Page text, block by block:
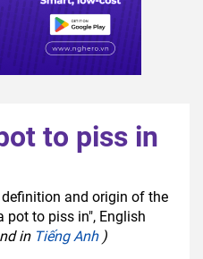
to piss in
and origin of the
pot to piss in", English
in Tiếng Anh)